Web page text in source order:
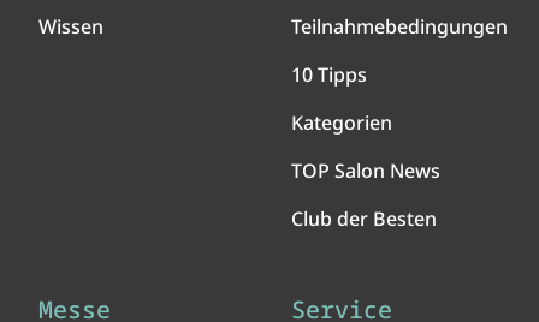
Wissen
Teilnahmebedingungen
10 Tipps
Kategorien
TOP Salon News
Club der Besten
Messe Service